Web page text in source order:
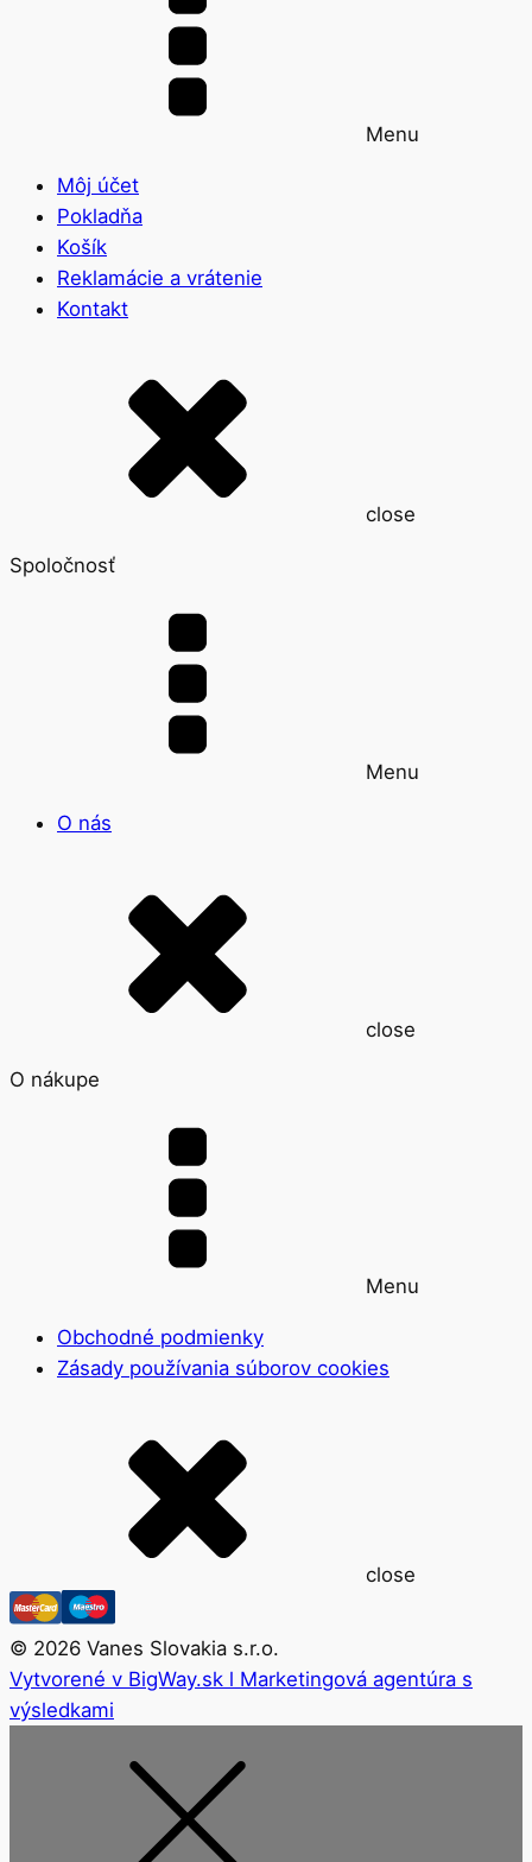
Menu
Môj účet
Pokladňa
Košík
Reklamácie a vrátenie
Kontakt
close
Spoločnosť
Menu
O nás
close
O nákupe
Menu
Obchodné podmienky
Zásady používania súborov cookies
close
© 2026 Vanes Slovakia s.r.o.
Vytvorené v BigWay.sk l Marketingová agentúra s
výsledkami